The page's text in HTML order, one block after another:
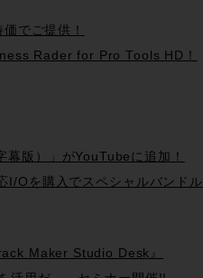
でご提供！
Rader for Pro Tools HD！
版）」がYouTubeに追加！
Oを購入でスペシャルバンドル
Maker Studio Desk』